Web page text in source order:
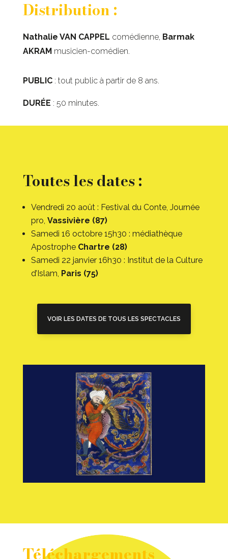
Distribution :
Nathalie VAN CAPPEL comédienne, Barmak
AKRAM musicien-comédien.
PUBLIC: tout public à partir de 8 ans.
DURÉE : 50 minutes.
Toutes les dates :
Vendredi 20 août : Festival du Conte, Journée
pro, Vassivière (87)
Samedi 16 octobre 15h30 : médiathèque
Apostrophe Chartre (28)
Samedi 22 janvier 16h30 : Institut de la Culture
d’Islam, Paris (75)
VOIR LES DATES DE TOUS LES SPECTACLES
Téléchargements